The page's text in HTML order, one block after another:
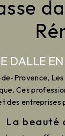
DALLE
Provence,
Ces
des entreprises
La beauté